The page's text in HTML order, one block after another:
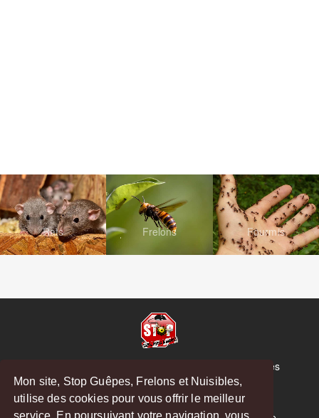
Mon site, Stop Guêpes, Frelons et Nuisibles,
utilise des cookies pour vous offrir le meilleur
service. En poursuivant votre navigation, vous
Rats Frelons Fourmis
© Copyright 2026 Stop Guêpes, Frelons et Nuisibles
Mentions légales
Créé parMattWeb